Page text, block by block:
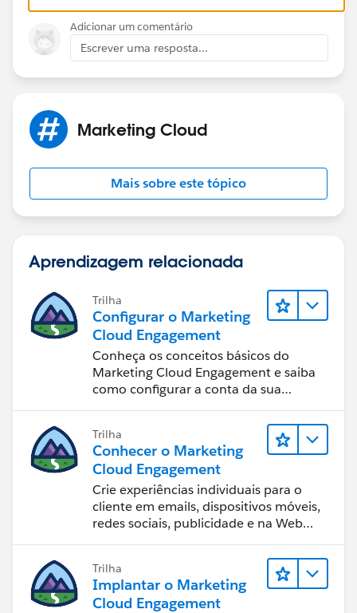
Adicionar um comentário
Escrever uma resposta...
Marketing Cloud
Mais sobre este tópico
Aprendizagem relacionada
Trilha
Configurar o Marketing
Cloud Engagement
Conheça os conceitos básicos do
Marketing Cloud Engagement e saiba
como configurar a conta da sua
Trilha
Conhecer o Marketing
Cloud Engagement
Crie experiências individuais para o
cliente em emails, dispositivos móveis,
redes sociais, publicidade e na Web
Trilha
Implantar o Marketing
Cloud Engagement